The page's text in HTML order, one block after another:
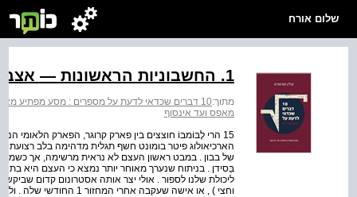
שלום אורח
1. החשבוניות הראשונות — אצבעות ובהונות
מתוך:10 דברים שכדאי לדעת על מספרים : מסע מפתיע מאפס ועד אינסוף
מאפס ועד אינסוף
15 הרי לֶבּוֹמבּוֹ חוצצים בין פארק קרוגר, הפארק הלאומי
של בבון . במבט ראשון העצם לא נראית מרשימה, אך
ליכולת שלנו לספור . אולי יצר אותה אסטרונום קדום
וחצי ) , או אישה שעקבה